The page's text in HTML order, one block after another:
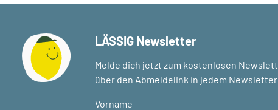
LÄSSIG Newsletter
Melde dich jetzt zum kostenlosen
über den Abmeldelink in jedem
Vorname